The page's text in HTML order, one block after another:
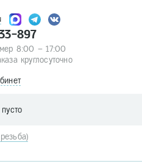
897
8:00 – 17:00
круглосуточно